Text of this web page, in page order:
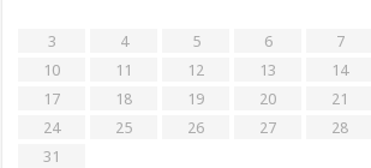
3
4 5 6 7
10
11 12 13 14
17
18 19 20 21
24
25 26 27 28
31